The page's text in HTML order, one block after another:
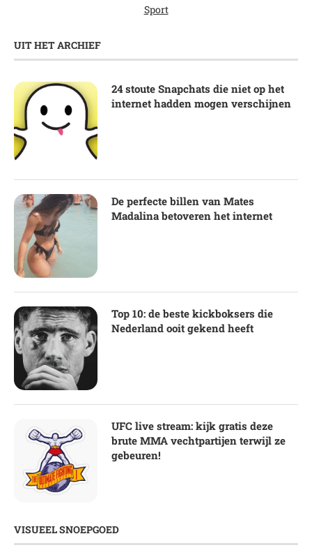
Sport
UIT HET ARCHIEF
24 stoute Snapchats die niet op het
internet hadden mogen verschijnen
De perfecte billen van Mates
Madalina betoveren het internet
Top 10: de beste kickboksers die
Nederland ooit gekend heeft
UFC live stream: kijk gratis deze
brute MMA vechtpartijen terwijl ze
gebeuren!
VISUEEL SNOEPGOED